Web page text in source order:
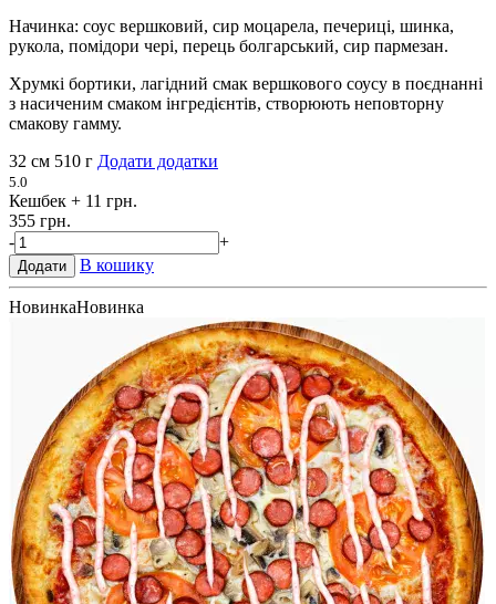
Начинка: соус вершковий, сир моцарела, печериці, шинка,
рукола, помідори чері, перець болгарський, сир пармезан.
Хрумкі бортики, лагідний смак вершкового соусу в поєднанні
з насиченим смаком інгредієнтів, створюють неповторну
смакову гамму.
32 см 510 г Додати додатки
5.0
Кешбек + 11 грн.
355 грн.
-
+
Додати В кошику
НовинкаНовинка